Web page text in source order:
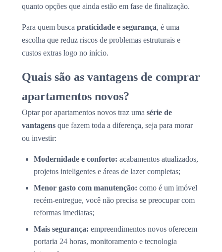
quanto opções que ainda estão em fase de finalização.
Para quem busca praticidade e segurança, é uma
escolha que reduz riscos de problemas estruturais e
custos extras logo no início.
Quais são as vantagens de comprar
apartamentos novos?
Optar por apartamentos novos traz uma série de
vantagens que fazem toda a diferença, seja para morar
ou investir:
Modernidade e conforto: acabamentos atualizados,
projetos inteligentes e áreas de lazer completas;
Menor gasto com manutenção: como é um imóvel
recém-entregue, você não precisa se preocupar com
reformas imediatas;
Mais segurança: empreendimentos novos oferecem
portaria 24 horas, monitoramento e tecnologia